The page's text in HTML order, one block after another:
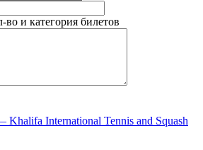
и категория билетов
International Tennis and Squash